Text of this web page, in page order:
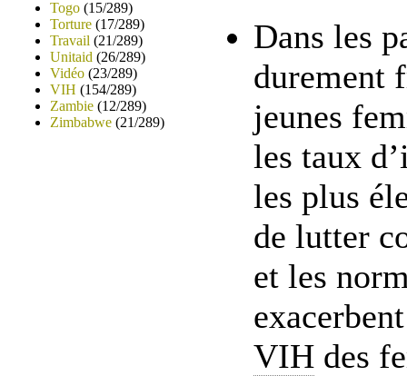
Togo (15/289)
Torture (17/289)
Travail (21/289)
Unitaid (26/289)
Vidéo (23/289)
VIH (154/289)
Zambie (12/289)
Zimbabwe (21/289)
Dans les
durement
jeunes
les taux
les plus
de lutter
et les
VIH des